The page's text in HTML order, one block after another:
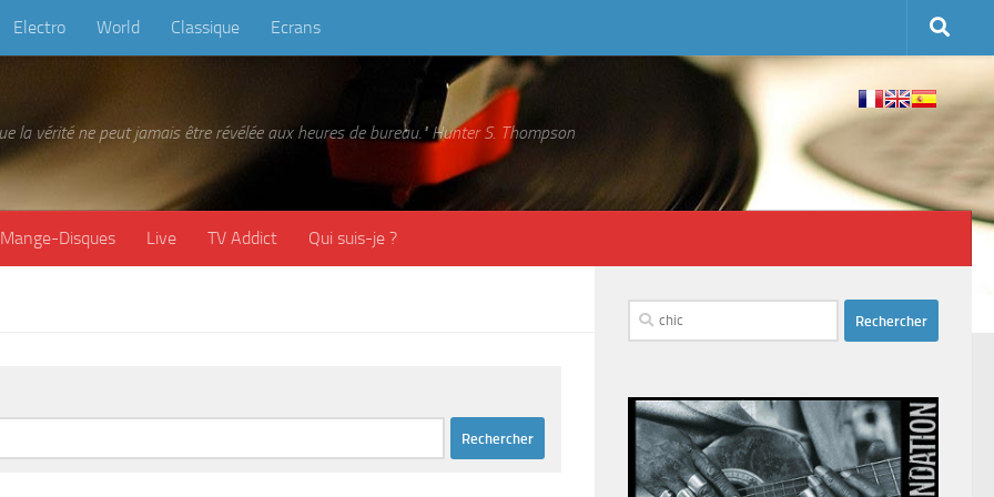
Electro World Classique Ecrans
la vérité ne peut jamais être révélée aux heures de bureau." Hunter S. Thompson
Mange-Disques Live TV Addict Qui suis-je ?
Rechercher :